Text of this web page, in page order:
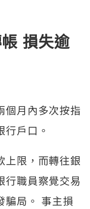
損失逾
個月內多次按指
戶口。
上限，而轉往銀
行職員察覺交易
局。 事主損